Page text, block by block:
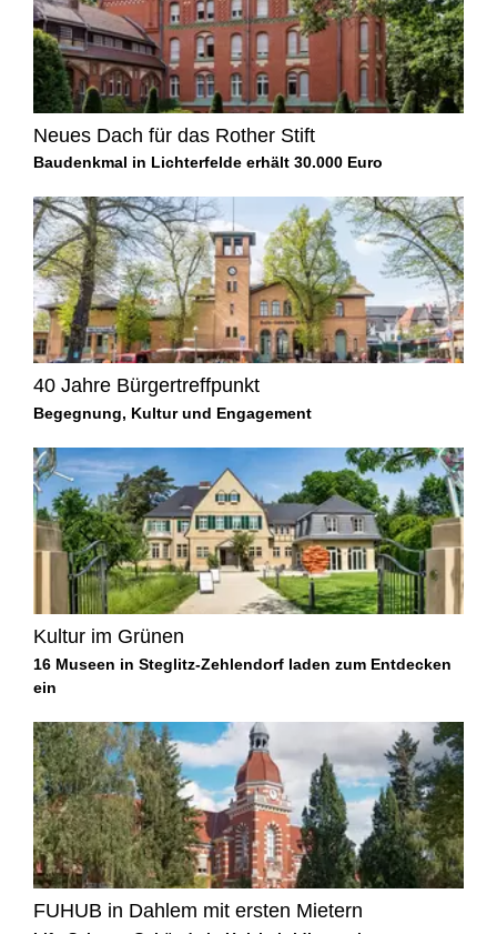
Neues Dach für das Rother Stift
Baudenkmal in Lichterfelde erhält 30.000 Euro
40 Jahre Bürgertreffpunkt
Begegnung, Kultur und Engagement
Kultur im Grünen
16 Museen in Steglitz-Zehlendorf laden zum Entdecken
ein
FUHUB in Dahlem mit ersten Mietern